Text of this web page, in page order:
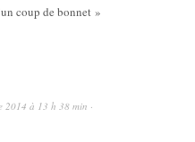
coup de bonnet »
2014 à 13 h 38 min ·